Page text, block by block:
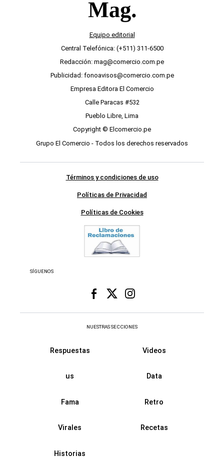
Equipo editorial
Central Telefónica: (+511) 311-6500
Redacción: mag@comercio.com.pe
Publicidad: fonoavisos@comercio.com.pe
Empresa Editora El Comercio
Calle Paracas #532
Pueblo Libre, Lima
Copyright © Elcomercio.pe
Grupo El Comercio - Todos los derechos reservados
Términos y condiciones de uso
Políticas de Privacidad
Políticas de Cookies
SÍGUENOS
NUESTRAS SECCIONES
Respuestas Videos
us Data
Fama Retro
Virales Recetas
Historias